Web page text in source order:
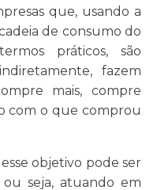
que, usando a
de consumo do
práticos, são
fazem
mais, compre
com o que comprou
objetivo pode ser
seja, atuando em